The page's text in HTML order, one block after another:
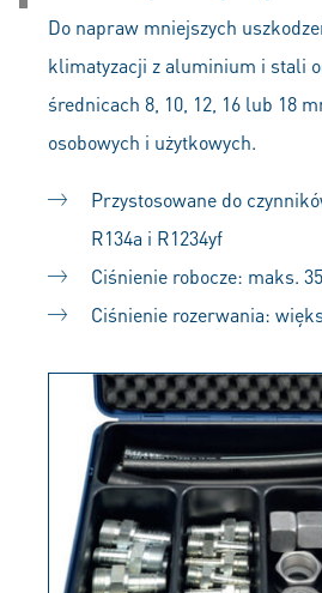
Do napraw mniejszych
klimatyzacji z aluminium i stali
średnicach 8, 10, 12, 16 lub 18
osobowych i użytkowych.
Przystosowane do
R134a i R1234yf
Ciśnienie robocze: maks.
Ciśnienie rozerwania: